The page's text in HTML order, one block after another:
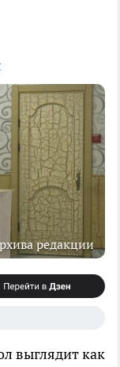
редакции
выглядит как